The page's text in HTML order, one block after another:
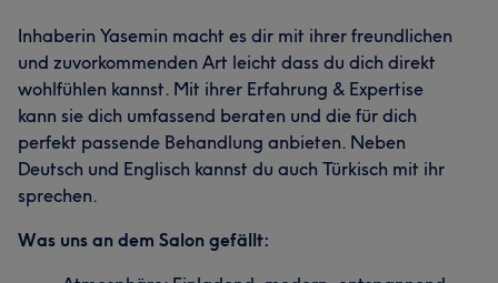
Inhaberin Yasemin macht es dir mit ihrer freundlichen
und zuvorkommenden Art leicht dass du dich direkt
wohlfühlen kannst. Mit ihrer Erfahrung & Expertise
kann sie dich umfassend beraten und die für dich
perfekt passende Behandlung anbieten. Neben
Deutsch und Englisch kannst du auch Türkisch mit ihr
sprechen.
Was uns an dem Salon gefällt: